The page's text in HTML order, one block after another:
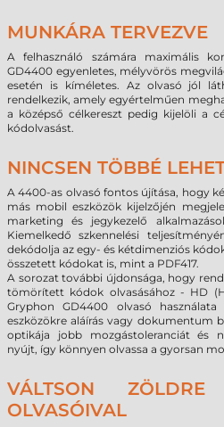
MUNKÁRA TERVEZVE
A felhasználó számára maximális
GD4400 egyenletes, mélyvörös
esetén is kíméletes. Az olvasó jól
rendelkezik, amely egyértelműen
a középső célkereszt pedig kijelöli a
kódolvasást.
NINCSEN TÖBBÉ
A 4400-as olvasó fontos újítása, hogy
más mobil eszközök kijelzőjén
marketing és jegykezelő
Kiemelkedő szkennelési
dekódolja az egy- és kétdimenziós
összetett kódokat is, mint a PDF417.
A sorozat további újdonsága, hogy
tömörített kódok olvasásához - HD
Gryphon GD4400 olvasó
eszközökre aláírás vagy dokumentum
optikája jobb mozgástoleranciát és
nyújt, így könnyen olvassa a gyorsan
VÁLTSON
OLVASÓIVAL